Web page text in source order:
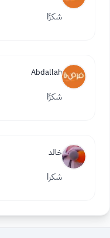
شكرًا
Abdallah
شكرًا
خالد
شكرا